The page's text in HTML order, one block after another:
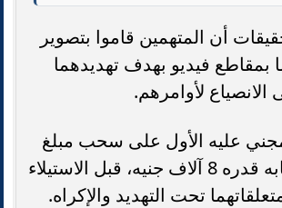
أن المتهمين قاموا بتصوير
بمقاطع فيديو بهدف تهديدهما
الانصياع لأوامرهم.
عليه الأول على سحب مبلغ
مالي من حسابه قدره 8 آلاف جنيه، قبل الاستيلاء
تحت التهديد والإكراه.